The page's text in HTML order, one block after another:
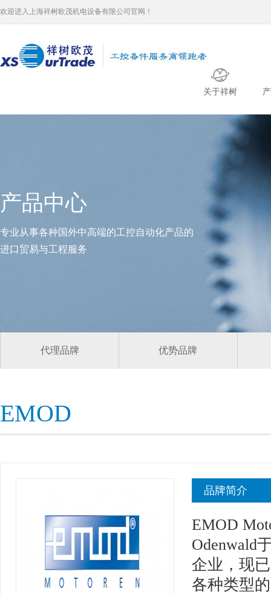
欢迎进入上海祥树欧茂机电设备有限公司官网！
关于祥树
产品中心
专业从事各种国外中高端的工控自动化产品的
进口贸易与工程服务
代理品牌 优势品牌
EMOD
品牌简介
EMOD
Odenwald
企业，现
各种类型